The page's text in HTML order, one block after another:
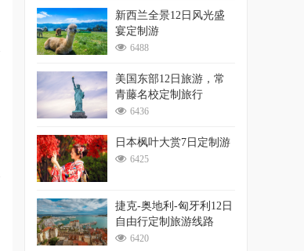
新西兰全景12日风光盛
宴定制游
6488
美国东部12日旅游，常
青藤名校定制旅行
6436
日本枫叶大赏7日定制游
6425
捷克-奥地利-匈牙利12日
自由行定制旅游线路
6420